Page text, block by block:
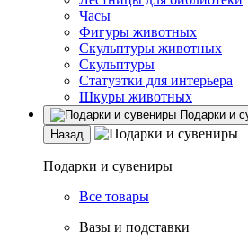
Часы
Фигуры животных
Скульптуры животных
Скульптуры
Статуэтки для интерьера
Шкуры животных
Подарки и
Назад
Подарки и сувениры
Все товары
Вазы и подставки